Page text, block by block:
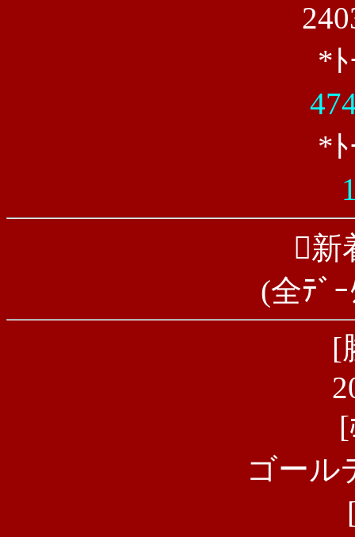
*ﾄ
*ﾄ
新
(全ﾃﾞ
[
ゴール